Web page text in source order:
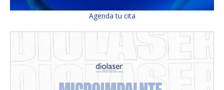
Agenda tu cita